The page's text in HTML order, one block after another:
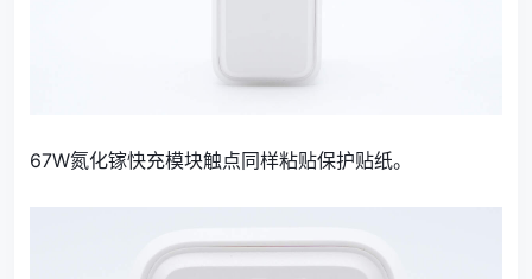
67W氮化镓快充模块触点同样粘贴保护贴纸。